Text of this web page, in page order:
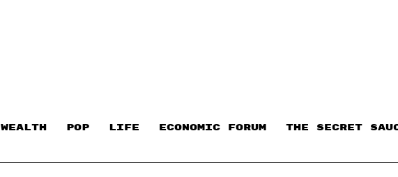
WEALTH POP LIFE ECONOMIC FORUM THE SECRET